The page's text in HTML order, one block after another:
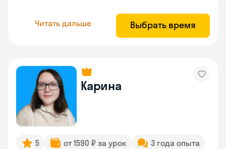
Читать дальше Выбрать время
Карина
5 от 1590 ₽ за урок
3 года опыта